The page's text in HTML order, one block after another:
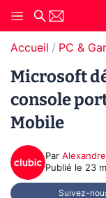
Accueil PC &
Microsoft
console
Mobile
Par
Publié le 23
Suivez-